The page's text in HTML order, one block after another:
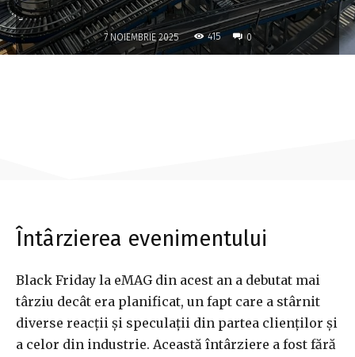
-
7 NOIEMBRIE 2025 415 0
Întârzierea evenimentului
Black Friday la eMAG din acest an a debutat mai
târziu decât era planificat, un fapt care a stârnit
diverse reacții și speculații din partea clienților și
a celor din industrie. Această întârziere a fost fără